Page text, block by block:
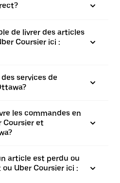
de livrer des articles
Coursier ici :
services de
les commandes en
Coursier et
article est perdu ou
Uber Coursier ici :